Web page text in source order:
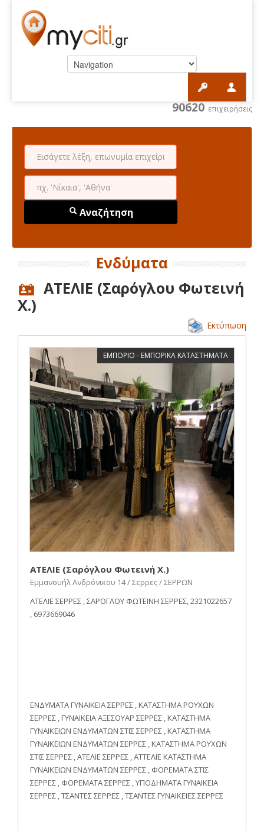
90620 επιχειρήσεις
Αναζήτηση
Ενδύματα
ΑΤΕΛΙΕ (Σαρόγλου Φωτεινή
Χ.)
Εκτύπωση
ΕΜΠΟΡΙΟ - ΕΜΠΟΡΙΚΑ ΚΑΤΑΣΤΗΜΑΤΑ
ΑΤΕΛΙΕ (Σαρόγλου Φωτεινή Χ.)
Εμμανουήλ Ανδρόνικου 14 / Σερρες / ΣΕΡΡΩΝ
ΑΤΕΛΙΕ ΣΕΡΡΕΣ , ΣΑΡΟΓΛΟΥ ΦΩΤΕΙΝΗ ΣΕΡΡΕΣ, 2321022657
, 6973669046
ΕΝΔΥΜΑΤΑ ΓΥΝΑΙΚΕΙΑ ΣΕΡΡΕΣ , ΚΑΤΑΣΤΗΜΑ ΡΟΥΧΩΝ
ΣΕΡΡΕΣ , ΓΥΝΑΙΚΕΙΑ ΑΞΕΣΟΥΑΡ ΣΕΡΡΕΣ , ΚΑΤΑΣΤΗΜΑ
ΓΥΝΑΙΚΕΙΩΝ ΕΝΔΥΜΑΤΩΝ ΣΤΙΣ ΣΕΡΡΕΣ , ΚΑΤΑΣΤΗΜΑ
ΓΥΝΑΙΚΕΙΩΝ ΕΝΔΥΜΑΤΩΝ ΣΕΡΡΕΣ , ΚΑΤΑΣΤΗΜΑ ΡΟΥΧΩΝ
ΣΤΙΣ ΣΕΡΡΕΣ , ΑΤΕΛΙΕ ΣΕΡΡΕΣ , ΑΤΤΕΛΙΕ ΚΑΤΑΣΤΗΜΑ
ΓΥΝΑΙΚΕΙΩΝ ΕΝΔΥΜΑΤΩΝ ΣΕΡΡΕΣ , ΦΟΡΕΜΑΤΑ ΣΤΙΣ
ΣΕΡΡΕΣ , ΦΟΡΕΜΑΤΑ ΣΕΡΡΕΣ , ΥΠΟΔΗΜΑΤΑ ΓΥΝΑΙΚΕΙΑ
ΣΕΡΡΕΣ , ΤΣΑΝΤΕΣ ΣΕΡΡΕΣ , ΤΣΑΝΤΕΣ ΓΥΝΑΙΚΕΙΕΣ ΣΕΡΡΕΣ